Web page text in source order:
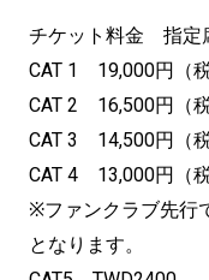
チケット料金 指定
CAT 1 19,000円（
CAT 2 16,500円（
CAT 3 14,500円（
CAT 4 13,000円（
※ファンクラブ先行
となります。